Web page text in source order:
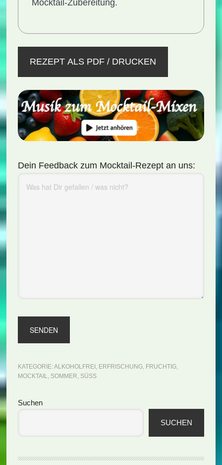
Mocktail-Zubereitung.
REZEPT ALS PDF / DRUCKEN
Dein Feedback zum Mocktail-Rezept an uns:
KATEGORIE: ALKOHOLFREI , ERFRISCHUNG, FRUCHTIG,
MOCKTAIL, SOMMER, SÜSS
Seitenspalte
Suchen
SUCHEN